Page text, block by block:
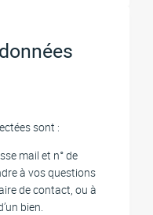
sont :
mail et n° de
à vos questions
de contact, ou à
bien.